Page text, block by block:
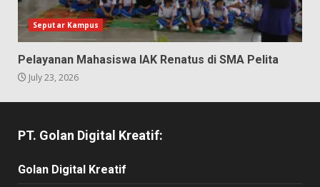
Seputar Kampus
Pelayanan Mahasiswa IAK Renatus di SMA Pelita
July 23, 2026
PT. Golan Digital Kreatif:
Golan Digital Kreatif